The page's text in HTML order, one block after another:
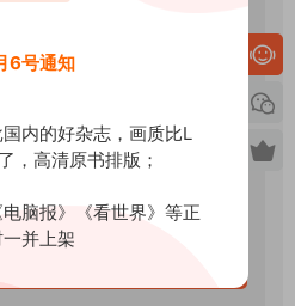
即购买
1.5
免费
6号通知
内的好杂志，画质比L
，高清原书排版；
脑报》《看世界》等正
并上架